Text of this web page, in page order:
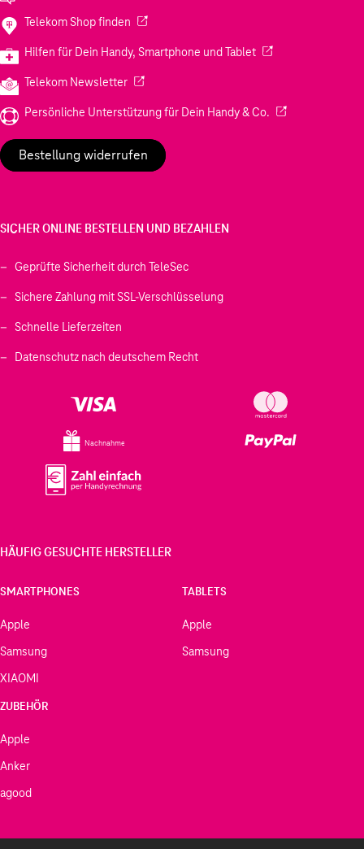
Telekom Shop finden (Wird in einem neuen Tab geöffnet)
Hilfen für Dein Handy, Smartphone und Tablet(Wird in einem
Telekom Newsletter(Wird in einem neuen Tab geöffnet)
Persönliche Unterstützung für Dein Handy & Co. (Wird in einem
Bestellung widerrufen
SICHER ONLINE BESTELLEN UND BEZAHLEN
Geprüfte Sicherheit durch TeleSec
Sichere Zahlung mit SSL-Verschlüsselung
Schnelle Lieferzeiten
Datenschutz nach deutschem Recht
Nachnahme
HÄUFIG GESUCHTE HERSTELLER
SMARTPHONES
Apple
Samsung
XIAOMI
TABLETS
Apple
Samsung
ZUBEHÖR
Apple
Anker
agood